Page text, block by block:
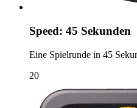
Speed: 45 Sekunden
Eine Spielrunde in 45
20